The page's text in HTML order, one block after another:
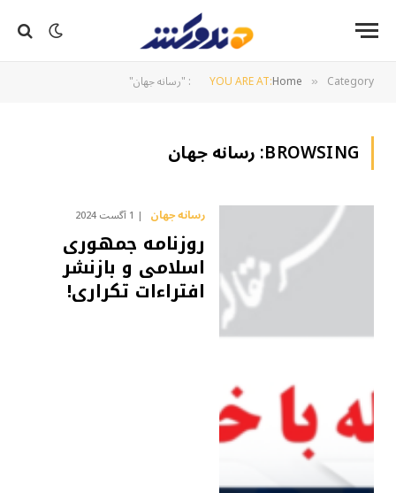
YOU ARE AT:Home » Category: "رسانه جهان"
BROWSING: رسانه جهان
رسانه جهان 1 آگست 2024
روزنامه جمهوری
اسلامی و بازنشر
افتراءات تکراری!